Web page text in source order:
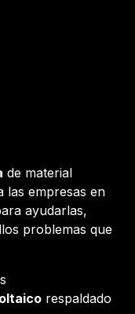
de material
las empresas en
ayudarlas,
problemas que
respaldado